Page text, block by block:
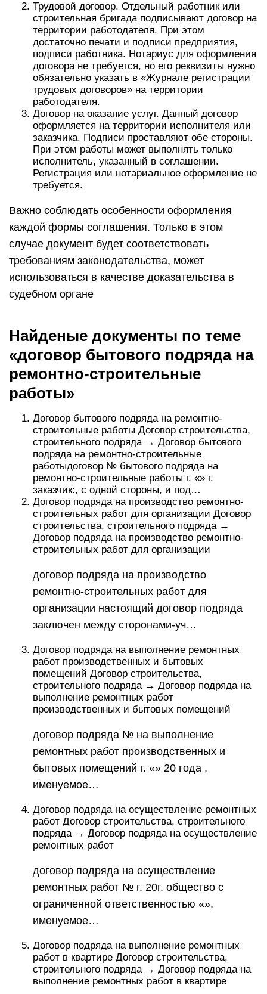
Трудовой договор. Отдельный работник или
строительная бригада подписывают договор на
территории работодателя. При этом
достаточно печати и подписи предприятия,
подписи работника. Нотариус для оформления
договора не требуется, но его реквизиты нужно
обязательно указать в «Журнале регистрации
трудовых договоров» на территории
работодателя.
Договор на оказание услуг. Данный договор
оформляется на территории исполнителя или
заказчика. Подписи проставляют обе стороны.
При этом работы может выполнять только
исполнитель, указанный в соглашении.
Регистрация или нотариальное оформление не
требуется.
Важно соблюдать особенности оформления
каждой формы соглашения. Только в этом
случае документ будет соответствовать
требованиям законодательства, может
использоваться в качестве доказательства в
судебном органе
Найденые документы по теме
«договор бытового подряда на
ремонтно-строительные
работы»
Договор бытового подряда на ремонтно-
строительные работы Договор строительства,
строительного подряда → Договор бытового
подряда на ремонтно-строительные
работыдоговор № бытового подряда на
ремонтно-строительные работы г. «» г.
заказчик:, с одной стороны, и под…
Договор подряда на производство ремонтно-
строительных работ для организации Договор
строительства, строительного подряда →
Договор подряда на производство ремонтно-
строительных работ для организации
договор подряда на производство
ремонтно-строительных работ для
организации настоящий договор подряда
заключен между сторонами-уч…
Договор подряда на выполнение ремонтных
работ производственных и бытовых
помещений Договор строительства,
строительного подряда → Договор подряда на
выполнение ремонтных работ
производственных и бытовых помещений
договор подряда № на выполнение
ремонтных работ производственных и
бытовых помещений г. «» 20 года ,
именуемое…
Договор подряда на осуществление ремонтных
работ Договор строительства, строительного
подряда → Договор подряда на осуществление
ремонтных работ
договор подряда на осуществление
ремонтных работ № г. 20г. общество с
ограниченной ответственностью «»,
именуемое…
Договор подряда на выполнение ремонтных
работ в квартире Договор строительства,
строительного подряда → Договор подряда на
выполнение ремонтных работ в квартире